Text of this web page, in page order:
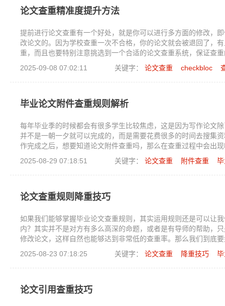
论文查重精准度提升方法
提前进行论文查重有一个好处，就是你可以进行多方面的修改，
改论文的。因为学校查重一次不合格，你的论文就会被退回了，
重，而且也要特别注意挑选到一个合适的论文查重系统，保证查
2025-09-08 07:02:11
关键字： 论文查重 checkbloc
毕业论文附件查重规则解析
每年毕业季的时候都会有很多学生比较焦虑，这是因为写作论文
并不是一朝一夕就可以完成的，而是需要花费很多的时间去搜集
作完成之后，想要知道论文附件查重吗，那么在查重过程中会出
2025-08-29 07:18:51
关键字： 论文查重 附件查重
论文查重规则降重技巧
如果我们能够掌握毕业论文查重规则，其实运用规则还是可以让
内？其实并不是对方有多么高深的命题，或者是有导师的帮助，
修改论文，这样自然也能够达到非常低的查重率。那么我们到底
2025-08-23 07:18:25
关键字： 论文查重 降重技巧
论文引用查重技巧